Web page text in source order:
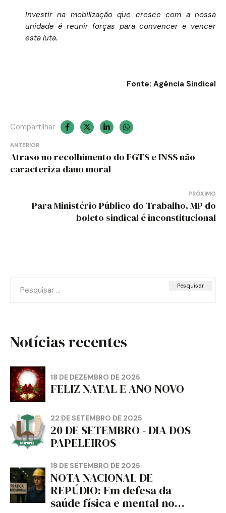
Investir na mobilização que cresce com a nossa
unidade é reunir forças para convencer e vencer
esta luta.
Fonte: Agência Sindical
Compartilhar
Navegação
de
ANTERIOR
Atraso no recolhimento do FGTS e INSS não
caracteriza dano moral
PRÓXIMO
Para Ministério Público do Trabalho, MP do
boleto sindical é inconstitucional
por:
Notícias recentes
18 DE DEZEMBRO DE 2025
FELIZ NATAL E ANO NOVO
22 DE SETEMBRO DE 2025
20 DE SETEMBRO - DIA DOS
PAPELEIROS
18 DE SETEMBRO DE 2025
NOTA NACIONAL DE
REPÚDIO: Em defesa da
saúde física e mental no